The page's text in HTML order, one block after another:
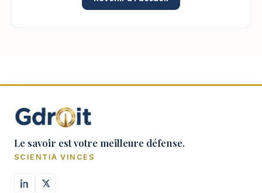
Le savoir est votre meilleure défense.
SCIENTIA VINCES